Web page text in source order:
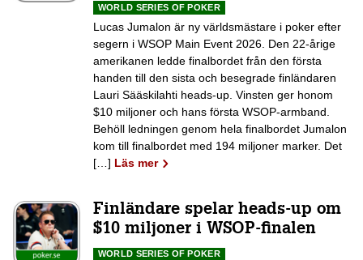
WORLD SERIES OF POKER
Lucas Jumalon är ny världsmästare i poker efter
segern i WSOP Main Event 2026. Den 22-årige
amerikanen ledde finalbordet från den första
handen till den sista och besegrade finländaren
Lauri Sääskilahti heads-up. Vinsten ger honom
$10 miljoner och hans första WSOP-armband.
Behöll ledningen genom hela finalbordet Jumalon
kom till finalbordet med 194 miljoner marker. Det
[…] Läs mer
Finländare spelar heads-up om
$10 miljoner i WSOP-finalen
WORLD SERIES OF POKER